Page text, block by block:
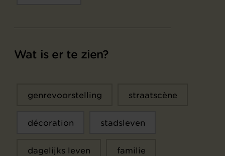
Wat is er te zien?
genrevoorstelling straatscène
décoration stadsleven
dagelijks leven familie